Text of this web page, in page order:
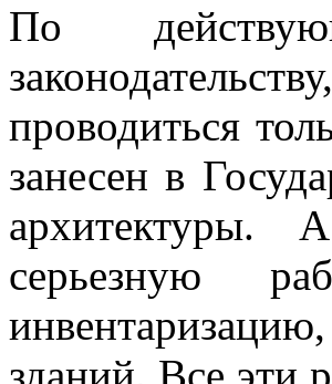
По
проводиться
занесен в
архитектуры.
серьезную
зданий. Все эти